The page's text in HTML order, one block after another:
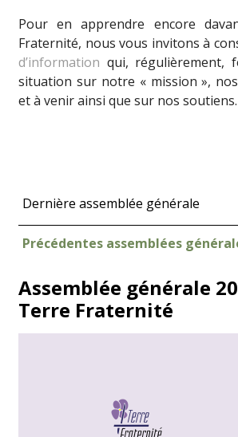
Pour en apprendre encore
Fraternité, nous vous invitons à
d’information qui, régulièrement,
situation sur notre « mission »,
et à venir ainsi que sur nos soutiens.
Dernière assemblée générale
Précédentes assemblées
Assemblée générale
Terre Fraternité